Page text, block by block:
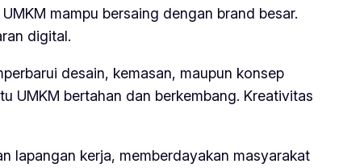
mampu bersaing dengan brand besar.
digital.
desain, kemasan, maupun konsep
UMKM bertahan dan berkembang. Kreativitas
lapangan kerja, memberdayakan masyarakat